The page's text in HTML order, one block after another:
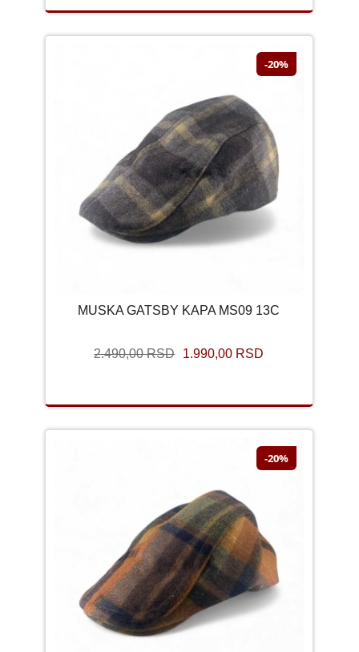
-20%
MUSKA GATSBY KAPA MS09 13C
2.490,00 RSD 1.990,00 RSD
-20%